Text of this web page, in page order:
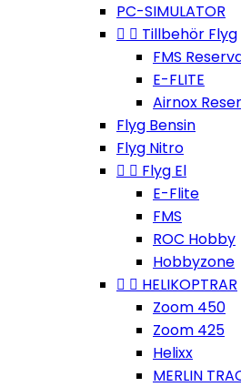
PC-SIMULATOR
  Tillbehör Flyg
FMS
E-FLITE
Airnox
Flyg Bensin
Flyg Nitro
  Flyg El
E-Flite
FMS
ROC Hobby
Hobbyzone
  HELIKOPTRAR
Zoom 450
Zoom 425
Helixx
MERLIN